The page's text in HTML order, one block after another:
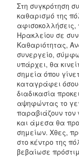
Στη συγκρότηση
καθαρισμό της
αφισοκολλήσεις,
Ηρακλείου σε
Καθαριότητας,
συνεργείο,
υπάρχει, θα
σημεία όπου
καταγράφει
διαδικασία
αψηφώντας το
παραβιάζουν
και άμεσα θα
σημείων. Χθες,
στο κέντρο της
βεβαίωσε